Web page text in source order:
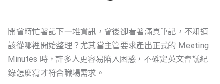
開會時忙著記下一堆資訊，會後卻看著滿頁筆記，不知道
該從哪裡開始整理？尤其當主管要求產出正式的 Meeting
Minutes 時，許多人更容易陷入困惑，不確定英文會議紀
錄怎麼寫才符合職場需求。